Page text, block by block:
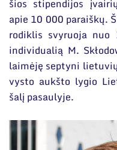
šios stipendijos
apie 10 000 paraiškų.
rodiklis svyruoja
individualią M.
laimėję septyni
vysto aukšto lygio
šalį pasaulyje.